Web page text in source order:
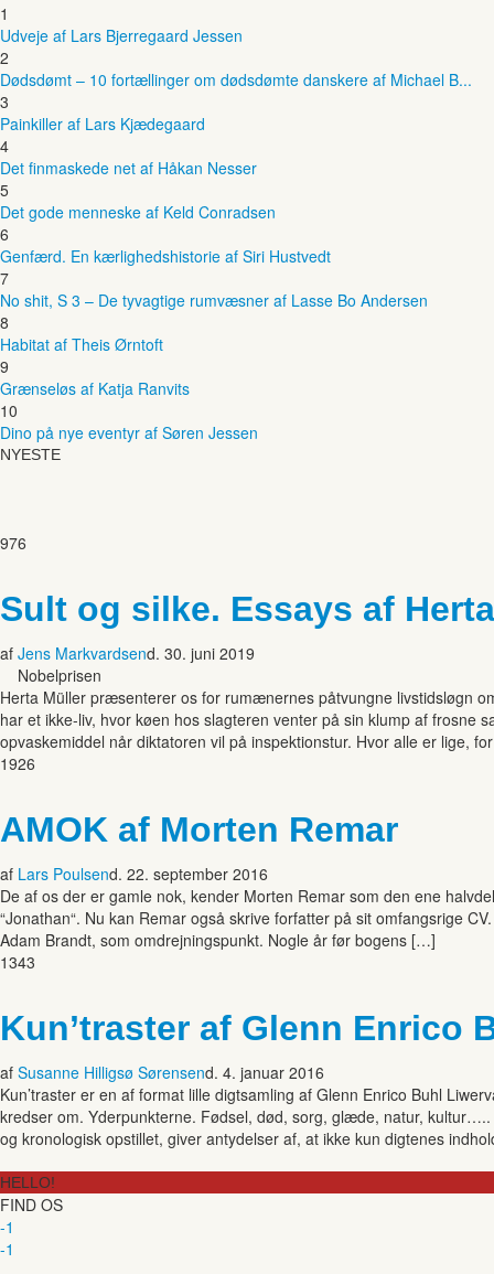
1
Udveje af Lars Bjerregaard Jessen
2
Dødsdømt – 10 fortællinger om dødsdømte danskere af Michael B...
3
Painkiller af Lars Kjædegaard
4
Det finmaskede net af Håkan Nesser
5
Det gode menneske af Keld Conradsen
6
Genfærd. En kærlighedshistorie af Siri Hustvedt
7
No shit, S 3 – De tyvagtige rumvæsner af Lasse Bo Andersen
8
Habitat af Theis Ørntoft
9
Grænseløs af Katja Ranvits
10
Dino på nye eventyr af Søren Jessen
NYESTE
976
Sult og silke. Essays af
af Jens Markvardsend. 30. juni 2019
Nobelprisen
Herta Müller præsenterer os for rumænernes påtvungne livstidsløgn
har et ikke-liv, hvor køen hos slagteren venter på sin klump af frosne
opvaskemiddel når diktatoren vil på inspektionstur. Hvor alle er lige,
1926
AMOK af Morten Remar
af Lars Poulsend. 22. september 2016
De af os der er gamle nok, kender Morten Remar som den ene
“Jonathan“. Nu kan Remar også skrive forfatter på sit omfangsrige
Adam Brandt, som omdrejningspunkt. Nogle år før bogens […]
1343
Kun’traster af Glenn Enrico
af Susanne Hilligsø Sørensend. 4. januar 2016
Kun’traster er en af format lille digtsamling af Glenn Enrico Buhl
kredser om. Yderpunkterne. Fødsel, død, sorg, glæde, natur,
og kronologisk opstillet, giver antydelser af, at ikke kun digtenes
HELLO!
FIND OS
-1
-1